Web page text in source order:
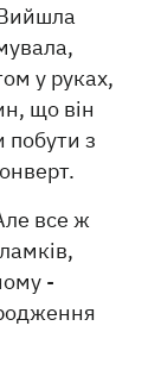
у руках,
що він
з
все ж
-